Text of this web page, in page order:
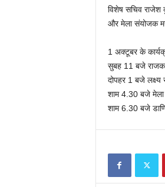
विशेष सचिव राजेश
और मेला संयोजक
1 अक्टूबर के
सुबह 11 बजे
दोपहर 1 बजे लक्ष्य
शाम 4.30 बजे मेला
शाम 6.30 बजे